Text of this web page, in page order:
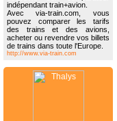
indépendant train+avion.
Avec via-train.com, vous
pouvez comparer les tarifs
des trains et des avions,
acheter ou revendre vos billets
de trains dans toute l'Europe.
http://www.via-train.com